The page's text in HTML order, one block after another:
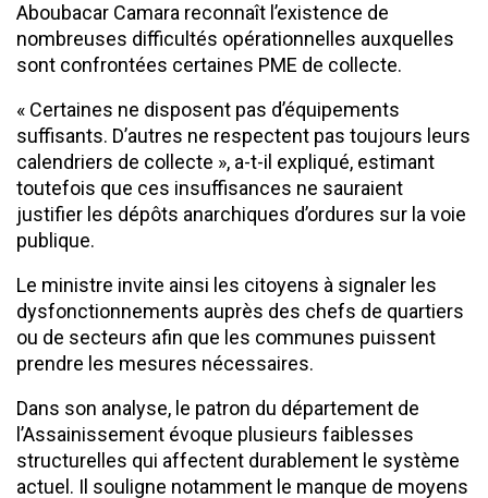
Aboubacar Camara reconnaît l’existence de
nombreuses difficultés opérationnelles auxquelles
sont confrontées certaines PME de collecte.
« Certaines ne disposent pas d’équipements
suffisants. D’autres ne respectent pas toujours leurs
calendriers de collecte », a-t-il expliqué, estimant
toutefois que ces insuffisances ne sauraient
justifier les dépôts anarchiques d’ordures sur la voie
publique.
Le ministre invite ainsi les citoyens à signaler les
dysfonctionnements auprès des chefs de quartiers
ou de secteurs afin que les communes puissent
prendre les mesures nécessaires.
Dans son analyse, le patron du département de
l’Assainissement évoque plusieurs faiblesses
structurelles qui affectent durablement le système
actuel. Il souligne notamment le manque de moyens